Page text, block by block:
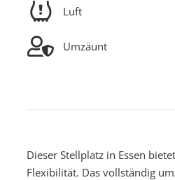
Luft
Umzäunt
Dieser Stellplatz in Essen
Flexibilität. Das vollständig